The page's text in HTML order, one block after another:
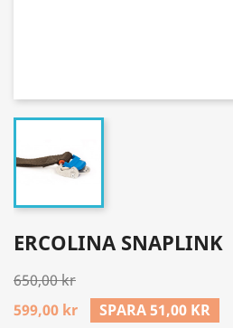
ERCOLINA SNAPLINK
650,00 kr
599,00 kr
SPARA 51,00 KR